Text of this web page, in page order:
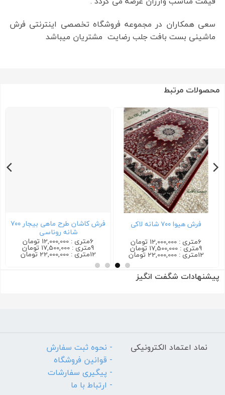
سعی همکاران در مجموعه فروشگاه تخصصی اینترنتی فرش
ماشینی بست بافت جلب رضایت مشتریان میباشد
محصولات مرتبط
فرش هیوا ۷۰۰ شانه لاکی
6متری : 12,000,000 تومان
9متری : 17,500,000 تومان
12متری : 22,000,000 تومان
فرش کاشان طرح ماهی بیجار ۷۰۰
شانه روناسی
6متری : 12,000,000 تومان
9متری : 17,500,000 تومان
12متری : 22,000,000 تومان
پیشنهادات شگفت انگیز
نماد اعتماد الکترونیکی
- نحوه ثبت سفارش
- قوانین فروشگاه
- پیگیری سفارشات
- ارتباط با ما